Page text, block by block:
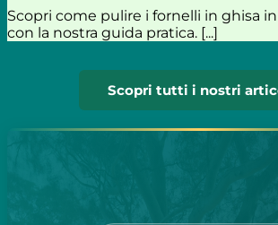
Scopri come pulire i fornelli in ghisa
con la nostra guida pratica. [...]
Scopri tutti i nostri